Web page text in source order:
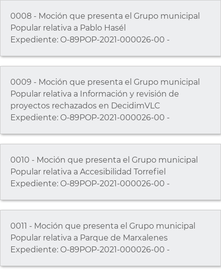
0008 - Moción que presenta el Grupo municipal
Popular relativa a Pablo Hasél
Expediente: O-89POP-2021-000026-00 -
0009 - Moción que presenta el Grupo municipal
Popular relativa a Información y revisión de
proyectos rechazados en DecidimVLC
Expediente: O-89POP-2021-000026-00 -
0010 - Moción que presenta el Grupo municipal
Popular relativa a Accesibilidad Torrefiel
Expediente: O-89POP-2021-000026-00 -
0011 - Moción que presenta el Grupo municipal
Popular relativa a Parque de Marxalenes
Expediente: O-89POP-2021-000026-00 -